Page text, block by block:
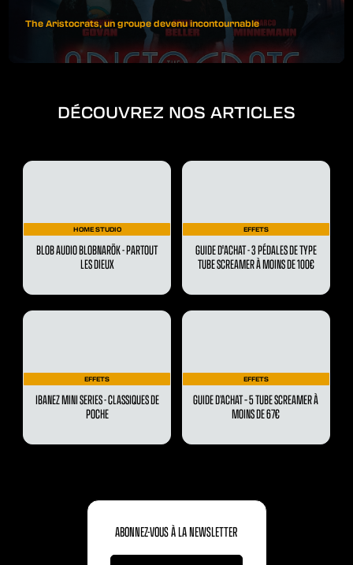
The Aristocrats, un groupe devenu incontournable
DÉCOUVREZ NOS ARTICLES
HOME STUDIO
BLOB AUDIO BLOBNARÖK - PARTOUT
LES DIEUX
EFFETS
GUIDE D'ACHAT - 3 PÉDALES DE TYPE
TUBE SCREAMER À MOINS DE 100€
EFFETS
IBANEZ MINI SERIES - CLASSIQUES DE
POCHE
EFFETS
GUIDE D’ACHAT – 5 TUBE SCREAMER À
MOINS DE 67€
ABONNEZ-VOUS À LA NEWSLETTER